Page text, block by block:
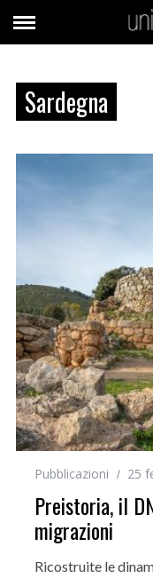
Sardegna
Pubblicazioni 25
Preistoria, il
migrazioni
Ricostruite le